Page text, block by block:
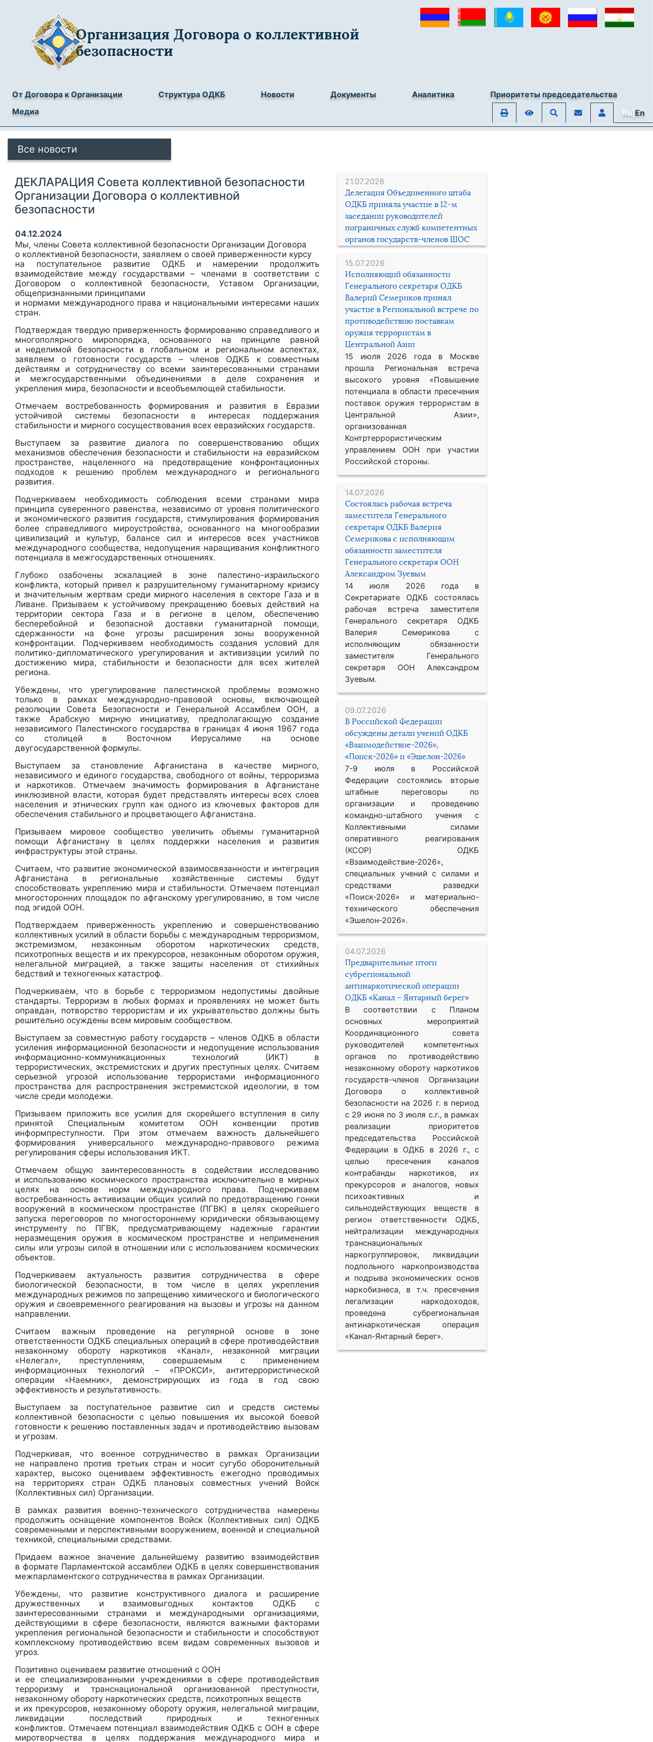
Организация Договора о коллективной
безопасности
От Договора к Организации Структура ОДКБ Новости Документы Аналитика
Приоритеты председательства
Медиа
Ru|En
Все новости
21.07.2026
Делегация Объединенного штаба
ОДКБ приняла участие в 12-м
заседании руководителей
пограничных служб компетентных
органов государств-членов ШОС
15.07.2026
Исполняющий обязанности
Генерального секретаря ОДКБ
Валерий Семериков принял
участие в Региональной встрече по
противодействию поставкам
оружия террористам в
Центральной Азии
15 июля 2026 года в Москве
прошла Региональная встреча
высокого уровня «Повышение
потенциала в области пресечения
поставок оружия террористам в
Центральной Азии»,
организованная
Контртеррористическим
управлением ООН при участии
Российской стороны.
14.07.2026
Состоялась рабочая встреча
заместителя Генерального
секретаря ОДКБ Валерия
Семерикова с исполняющим
обязанности заместителя
Генерального секретаря ООН
Александром Зуевым
14 июля 2026 года в
Секретариате ОДКБ состоялась
рабочая встреча заместителя
Генерального секретаря ОДКБ
Валерия Семерикова с
исполняющим обязанности
заместителя Генерального
секретаря ООН Александром
Зуевым.
09.07.2026
В Российской Федерации
обсуждены детали учений ОДКБ
«Взаимодействие-2026»,
«Поиск-2026» и «Эшелон-2026»
7-9 июля в Российской
Федерации состоялись вторые
штабные переговоры по
организации и проведению
командно-штабного учения с
Коллективными силами
оперативного реагирования
(КСОР) ОДКБ
«Взаимодействие-2026»,
специальных учений с силами и
средствами разведки
«Поиск-2026» и материально-
технического обеспечения
«Эшелон-2026».
04.07.2026
Предварительные итоги
субрегиональной
антинаркотической операции
ОДКБ «Канал – Янтарный берег»
В соответствии с Планом
основных мероприятий
Координационного совета
руководителей компетентных
органов по противодействию
незаконному обороту наркотиков
государств-членов Организации
Договора о коллективной
безопасности на 2026 г. в период
с 29 июня по 3 июля с.г., в рамках
реализации приоритетов
председательства Российской
Федерации в ОДКБ в 2026 г., с
целью пресечения каналов
контрабанды наркотиков, их
прекурсоров и аналогов, новых
психоактивных и
сильнодействующих веществ в
регион ответственности ОДКБ,
нейтрализации международных
транснациональных
наркогруппировок, ликвидации
подпольного наркопроизводства
и подрыва экономических основ
наркобизнеса, в т.ч. пресечения
легализации наркодоходов,
проведена субрегиональная
антинаркотическая операция
«Канал-Янтарный берег».
ДЕКЛАРАЦИЯ Совета коллективной безопасности
Организации Договора о коллективной
безопасности
04.12.2024
Мы, члены Совета коллективной безопасности Организации Договора
о коллективной безопасности, заявляем о своей приверженности курсу
на поступательное развитие ОДКБ и намерении продолжить
взаимодействие между государствами – членами в соответствии с
Договором о коллективной безопасности, Уставом Организации,
общепризнанными принципами
и нормами международного права и национальными интересами наших
стран.
Подтверждая твердую приверженность формированию справедливого и
многополярного миропорядка, основанного на принципе равной
и неделимой безопасности в глобальном и региональном аспектах,
заявляем о готовности государств – членов ОДКБ к совместным
действиям и сотрудничеству со всеми заинтересованными странами
и межгосударственными объединениями в деле сохранения и
укрепления мира, безопасности и всеобъемлющей стабильности.
Отмечаем востребованность формирования и развития в Евразии
устойчивой системы безопасности в интересах поддержания
стабильности и мирного сосуществования всех евразийских государств.
Выступаем за развитие диалога по совершенствованию общих
механизмов обеспечения безопасности и стабильности на евразийском
пространстве, нацеленного на предотвращение конфронтационных
подходов к решению проблем международного и регионального
развития.
Подчеркиваем необходимость соблюдения всеми странами мира
принципа суверенного равенства, независимо от уровня политического
и экономического развития государств, стимулирования формирования
более справедливого мироустройства, основанного на многообразии
цивилизаций и культур, балансе сил и интересов всех участников
международного сообщества, недопущения наращивания конфликтного
потенциала в межгосударственных отношениях.
Глубоко озабочены эскалацией в зоне палестино-израильского
конфликта, который привел к разрушительному гуманитарному кризису
и значительным жертвам среди мирного населения в секторе Газа и в
Ливане. Призываем к устойчивому прекращению боевых действий на
территории сектора Газа и в регионе в целом, обеспечению
бесперебойной и безопасной доставки гуманитарной помощи,
сдержанности на фоне угрозы расширения зоны вооруженной
конфронтации. Подчеркиваем необходимость создания условий для
политико-дипломатического урегулирования и активизации усилий по
достижению мира, стабильности и безопасности для всех жителей
региона.
Убеждены, что урегулирование палестинской проблемы возможно
только в рамках международно-правовой основы, включающей
резолюции Совета Безопасности и Генеральной Ассамблеи ООН, а
также Арабскую мирную инициативу, предполагающую создание
независимого Палестинского государства в границах 4 июня 1967 года
со столицей в Восточном Иерусалиме на основе
двугосударственной формулы.
Выступаем за становление Афганистана в качестве мирного,
независимого и единого государства, свободного от войны, терроризма
и наркотиков. Отмечаем значимость формирования в Афганистане
инклюзивной власти, которая будет представлять интересы всех слоев
населения и этнических групп как одного из ключевых факторов для
обеспечения стабильного и процветающего Афганистана.
Призываем мировое сообщество увеличить объемы гуманитарной
помощи Афганистану в целях поддержки населения и развития
инфраструктуры этой страны.
Считаем, что развитие экономической взаимосвязанности и интеграция
Афганистана в региональные хозяйственные системы будут
способствовать укреплению мира и стабильности. Отмечаем потенциал
многосторонних площадок по афганскому урегулированию, в том числе
под эгидой ООН.
Подтверждаем приверженность укреплению и совершенствованию
коллективных усилий в области борьбы с международным терроризмом,
экстремизмом, незаконным оборотом наркотических средств,
психотропных веществ и их прекурсоров, незаконным оборотом оружия,
нелегальной миграцией, а также защиты населения от стихийных
бедствий и техногенных катастроф.
Подчеркиваем, что в борьбе с терроризмом недопустимы двойные
стандарты. Терроризм в любых формах и проявлениях не может быть
оправдан, потворство террористам и их укрывательство должны быть
решительно осуждены всем мировым сообществом.
Выступаем за совместную работу государств – членов ОДКБ в области
усиления информационной безопасности и недопущение использования
информационно-коммуникационных технологий (ИКТ) в
террористических, экстремистских и других преступных целях. Считаем
серьезной угрозой использование террористами информационного
пространства для распространения экстремистской идеологии, в том
числе среди молодежи.
Призываем приложить все усилия для скорейшего вступления в силу
принятой Специальным комитетом ООН конвенции против
информпреступности. При этом отмечаем важность дальнейшего
формирования универсального международно-правового режима
регулирования сферы использования ИКТ.
Отмечаем общую заинтересованность в содействии исследованию
и использованию космического пространства исключительно в мирных
целях на основе норм международного права. Подчеркиваем
востребованность активизации общих усилий по предотвращению гонки
вооружений в космическом пространстве (ПГВК) в целях скорейшего
запуска переговоров по многостороннему юридически обязывающему
инструменту по ПГВК, предусматривающему надежные гарантии
неразмещения оружия в космическом пространстве и неприменения
силы или угрозы силой в отношении или с использованием космических
объектов.
Подчеркиваем актуальность развития сотрудничества в сфере
биологической безопасности, в том числе в целях укрепления
международных режимов по запрещению химического и биологического
оружия и своевременного реагирования на вызовы и угрозы на данном
направлении.
Считаем важным проведение на регулярной основе в зоне
ответственности ОДКБ специальных операций в сфере противодействия
незаконному обороту наркотиков «Канал», незаконной миграции
«Нелегал», преступлениям, совершаемым с применением
информационных технологий – «ПРОКСИ», антитеррористической
операции «Наемник», демонстрирующих из года в год свою
эффективность и результативность.
Выступаем за поступательное развитие сил и средств системы
коллективной безопасности с целью повышения их высокой боевой
готовности к решению поставленных задач и противодействию вызовам
и угрозам.
Подчеркивая, что военное сотрудничество в рамках Организации
не направлено против третьих стран и носит сугубо оборонительный
характер, высоко оцениваем эффективность ежегодно проводимых
на территориях стран ОДКБ плановых совместных учений Войск
(Коллективных сил) Организации.
В рамках развития военно-технического сотрудничества намерены
продолжить оснащение компонентов Войск (Коллективных сил) ОДКБ
современными и перспективными вооружением, военной и специальной
техникой, специальными средствами.
Придаем важное значение дальнейшему развитию взаимодействия
в формате Парламентской ассамблеи ОДКБ в целях совершенствования
межпарламентского сотрудничества в рамках Организации.
Убеждены, что развитие конструктивного диалога и расширение
дружественных и взаимовыгодных контактов ОДКБ с
заинтересованными странами и международными организациями,
действующими в сфере безопасности, являются важными факторами
укрепления региональной безопасности и стабильности и способствуют
комплексному противодействию всем видам современных вызовов и
угроз.
Позитивно оцениваем развитие отношений с ООН
и ее специализированными учреждениями в сфере противодействия
терроризму и транснациональной организованной преступности,
незаконному обороту наркотических средств, психотропных веществ
и их прекурсоров, незаконному обороту оружия, нелегальной миграции,
ликвидации последствий природных и техногенных
конфликтов. Отмечаем потенциал взаимодействия ОДКБ с ООН в сфере
миротворчества в целях поддержания международного мира и